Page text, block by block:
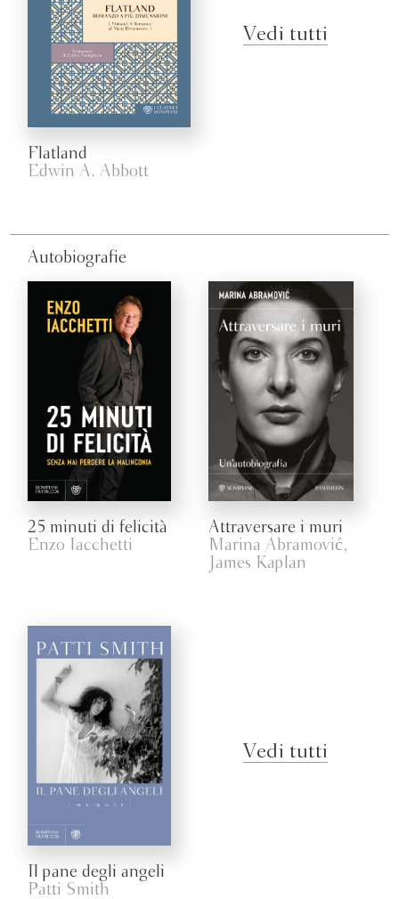
Flatland
Edwin A. Abbott
Vedi tutti
Autobiografie
25 minuti di felicità
Enzo Iacchetti
Attraversare i muri
Marina Abramović,
James Kaplan
Il pane degli angeli
Patti Smith
Vedi tutti